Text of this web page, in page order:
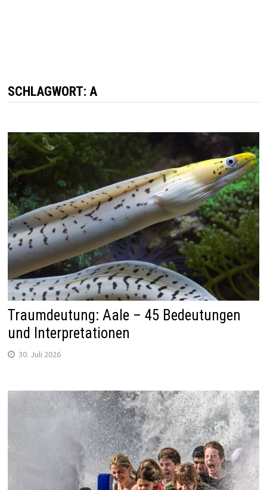
SCHLAGWORT: A
Traumdeutung: Aale – 45 Bedeutungen
und Interpretationen
30. Juli 2026